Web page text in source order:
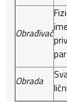
Obrađivač
Obrada